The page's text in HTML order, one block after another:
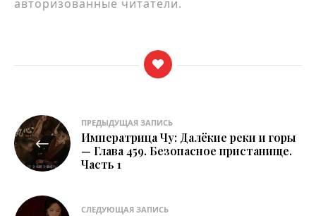
авторизованные читатели.
Навигация
по
записям
ПРЕДЫДУЩАЯ ЗАПИСЬ
Императрица Чу: Далёкие реки и горы
— Глава 459. Безопасное пристанище.
Часть 1
СЛЕДУЮЩАЯ ЗАПИСЬ